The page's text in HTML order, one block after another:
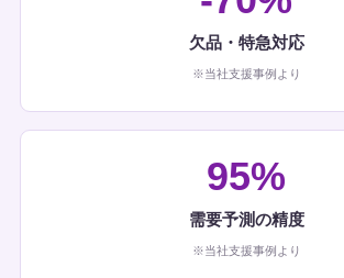
欠品・特急対応
※当社支援事例より
95%
需要予測の精度
※当社支援事例より